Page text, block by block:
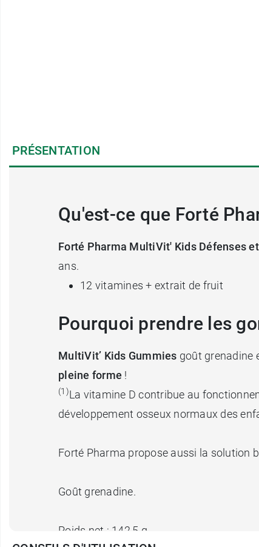
PRÉSENTATION
Qu'est-ce que Forté
Forté Pharma MultiVit' Kids Défenses
ans.
12 vitamines + extrait de fruit
Pourquoi prendre les
MultiVit’ Kids Gummies goût grenadine
pleine forme !
(1 )La vitamine D contribue au
développement osseux normaux des
Forté Pharma propose aussi la solution
Goût grenadine.
Poids net : 142,5 g.